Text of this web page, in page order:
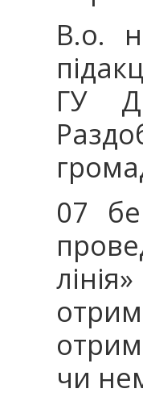
В.о.
ГУ
07
чи